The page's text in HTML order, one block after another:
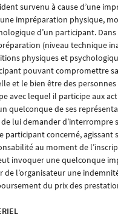
survenu à cause d’une
impréparation physique,
d’un participant. Dans
(niveau technique
physiques et
pouvant compromettre
et le bien être des
avec lequel il participe aux
quelconque de ses
lui demander d’interrompre
participant concerné, agissant
au moment de
invoquer une quelconque
de l’organisateur une
du prix des